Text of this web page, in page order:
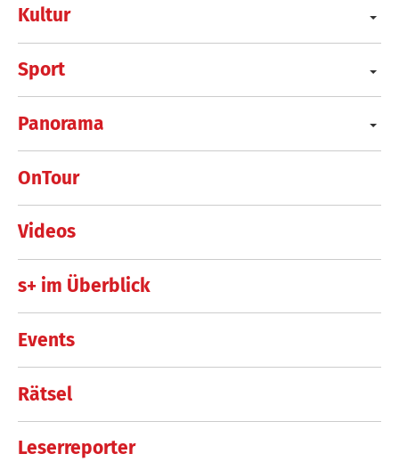
Kultur
Sport
Panorama
OnTour
Videos
s+ im Überblick
Events
Rätsel
Leserreporter